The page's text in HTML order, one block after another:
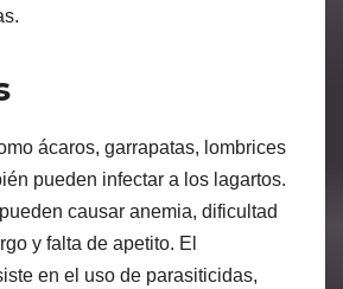
ácaros, garrapatas, lombrices
pueden infectar a los lagartos.
causar anemia, dificultad
y falta de apetito. El
en el uso de parasiticidas,